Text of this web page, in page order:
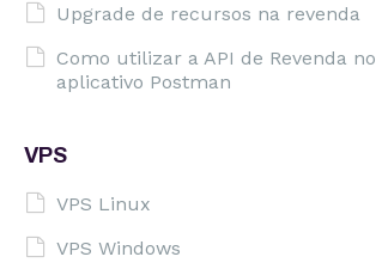
Upgrade de recursos na revenda
Como utilizar a API de Revenda no
aplicativo Postman
VPS
VPS Linux
VPS Windows